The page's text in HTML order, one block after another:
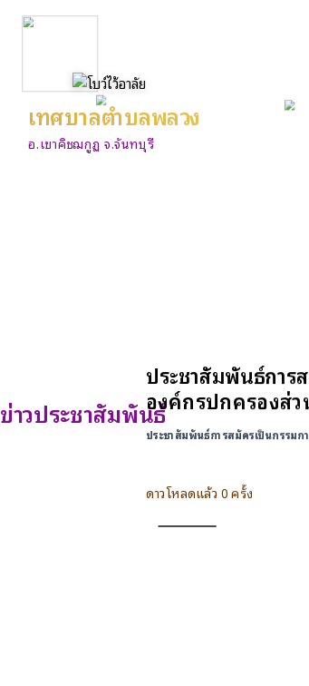
เทศบาลตำบลพลวง
อ.เขาคิชฌกูฏ จ.จันทบุรี
ข่าวประชาสัมพันธ์
ประชาสัมพันธ์การ
องค์กรปกครองส่
ประชาสัมพันธ์การสมัครเป็นกรรม
ดาวโหลดแล้ว 0 ครั้ง